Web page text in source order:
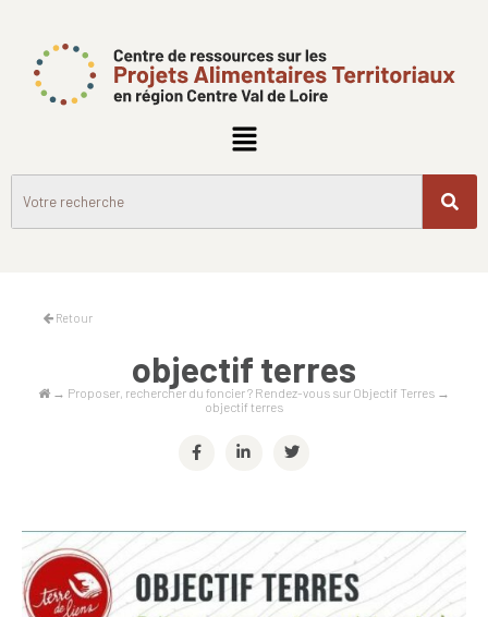
Retour
objectif terres
→ Proposer, rechercher du foncier ? Rendez-vous sur Objectif Terres →
objectif terres